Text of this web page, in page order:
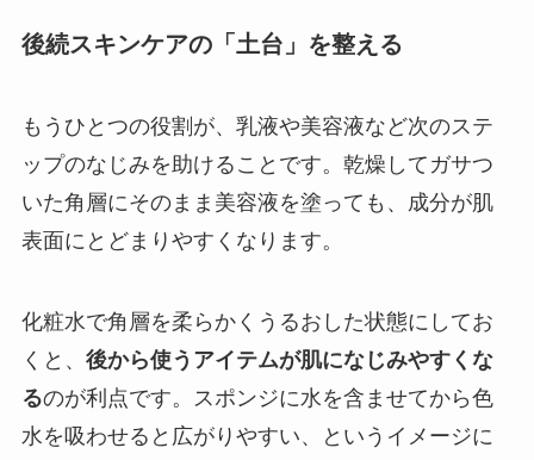
後続スキンケアの「土台」を整える
もうひとつの役割が、乳液や美容液など次のステ
ップのなじみを助けることです。乾燥してガサつ
いた角層にそのまま美容液を塗っても、成分が肌
表面にとどまりやすくなります。
化粧水で角層を柔らかくうるおした状態にしてお
くと、 後から使うアイテムが肌になじみやすくな
るのが利点です。スポンジに水を含ませてから色
水を吸わせると広がりやすい、というイメージに